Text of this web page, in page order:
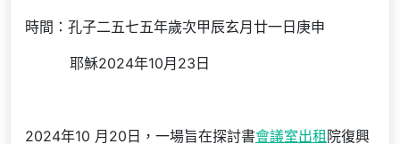
時間：孔子二五七五年歲次甲辰玄月廿一日庚申
耶穌2024年10月23日
2024年10 月20日，一場旨在探討書會議室出租 院復興